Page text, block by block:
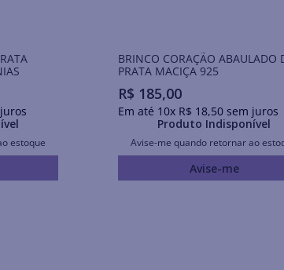
estoque
BRINCO CORAÇÃO ABAULADO
PRATA MACIÇA 925
R$ 185,00
Em até 10x R$ 18,50 sem juros
Produto Indisponível
Avise-me quando retornar ao
Avise-me